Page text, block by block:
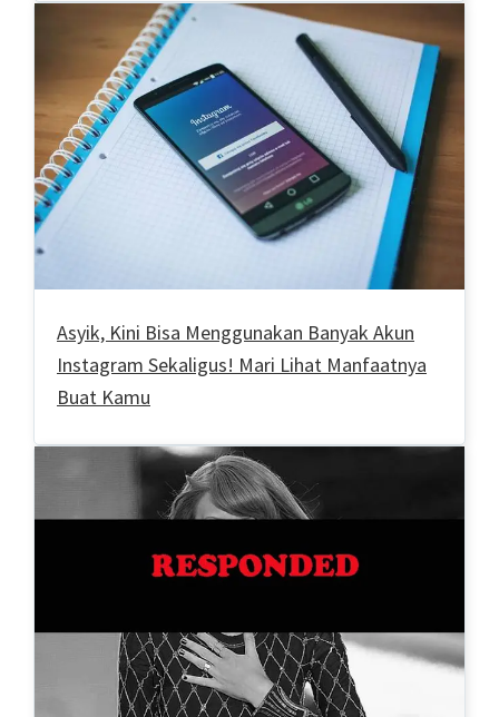
Asyik, Kini Bisa Menggunakan Banyak Akun
Instagram Sekaligus! Mari Lihat Manfaatnya
Buat Kamu